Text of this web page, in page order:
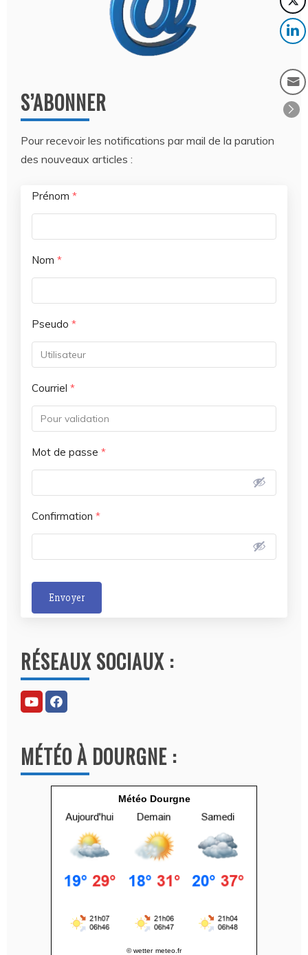
S’ABONNER
Pour recevoir les notifications par mail de la parution
des nouveaux articles :
Prénom *
Nom *
Pseudo *
Courriel *
Mot de passe *
Confirmation *
Envoyer
t
e
r
n
t
i
RÉSEAUX SOCIAUX :
MÉTÉO À DOURGNE :
Météo Dourgne
© wetter meteo.fr